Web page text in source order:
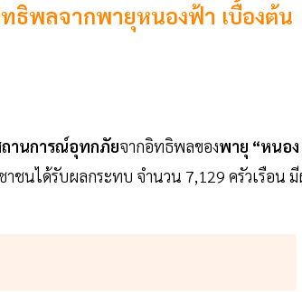
ธิพลจากพายุหนองฟ้า เบื้องต้น
านการณ์อุทกภัยจากอิทธิพลของพายุ “หนอง
นได้รับผลกระทบ จำนวน 7,129 ครัวเรือน